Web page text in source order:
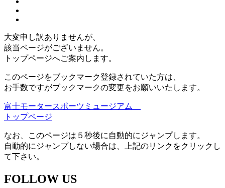
大変申し訳ありませんが、
該当ページがございません。
トップページへご案内します。
このページをブックマーク登録されていた方は、
お手数ですがブックマークの変更をお願いいたします。
富士モータースポーツミュージアム
トップページ
なお、このページは５秒後に自動的にジャンプします。
自動的にジャンプしない場合は、上記のリンクをクリックし
て下さい。
FOLLOW US